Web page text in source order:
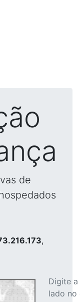
de
,
Digite
lado no